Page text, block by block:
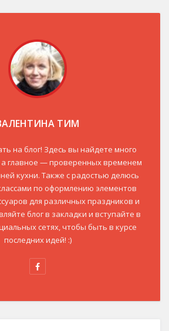
ТИМ
на блог! Здесь вы найдете много
а главное — проверенных временем
кухни. Также с радостью делюсь
по оформлению элементов
для различных праздников и
блог в закладки и вступайте в
сетях, чтобы быть в курсе
последних идей! :)